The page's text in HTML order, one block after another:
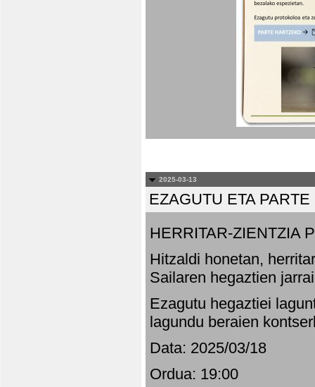
2025-03-13
EZAGUTU ETA
HERRITAR-ZIENTZIA
Hitzaldi honetan,
Sailaren hegaztien
Ezagutu hegaztiei
lagundu beraien
Data: 2025/03/18
Ordua: 19:00